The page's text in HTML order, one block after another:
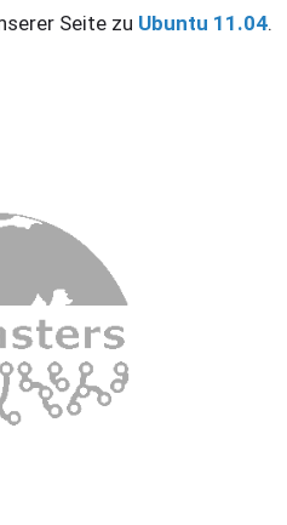
Seite zu Ubuntu 11.04.